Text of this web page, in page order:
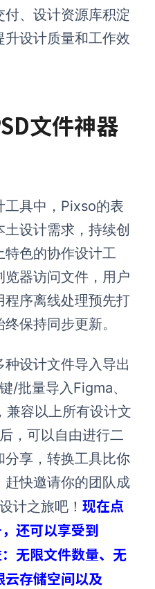
、设计资源库积淀
设计质量和工作效
文件神器
工具中，Pixso的表
设计需求，持续创
特色的协作设计工
器访问文件，用户
序离线处理预先打
保持同步更新。
设计文件导入导出
/批量导入Figma、
容以上所有设计文
，可以自由进行二
分享，转换工具比你
快邀请你的团队成
计之旅吧！ 现在点
还可以享受到
无限文件数量、无
存储空间以及